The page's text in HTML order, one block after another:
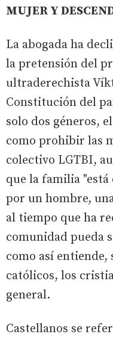
MUJER Y
La abogada ha
la pretensión del
ultraderechista
Constitución del
solo dos géneros,
como prohibir las
colectivo LGTBI,
que la familia
por un hombre,
al tiempo que ha
comunidad pueda
como así
católicos, los
general.
Castellanos se